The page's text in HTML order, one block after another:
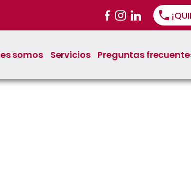
somos Servicios Preguntas